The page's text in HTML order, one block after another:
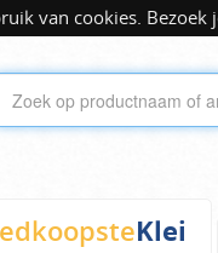
van cookies.
Klei